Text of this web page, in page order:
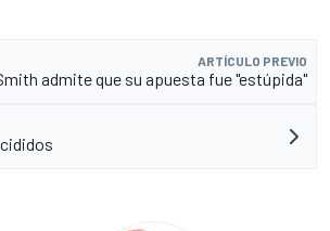
ARTÍCULO PREVIO
admite que su apuesta fue "estúpida"